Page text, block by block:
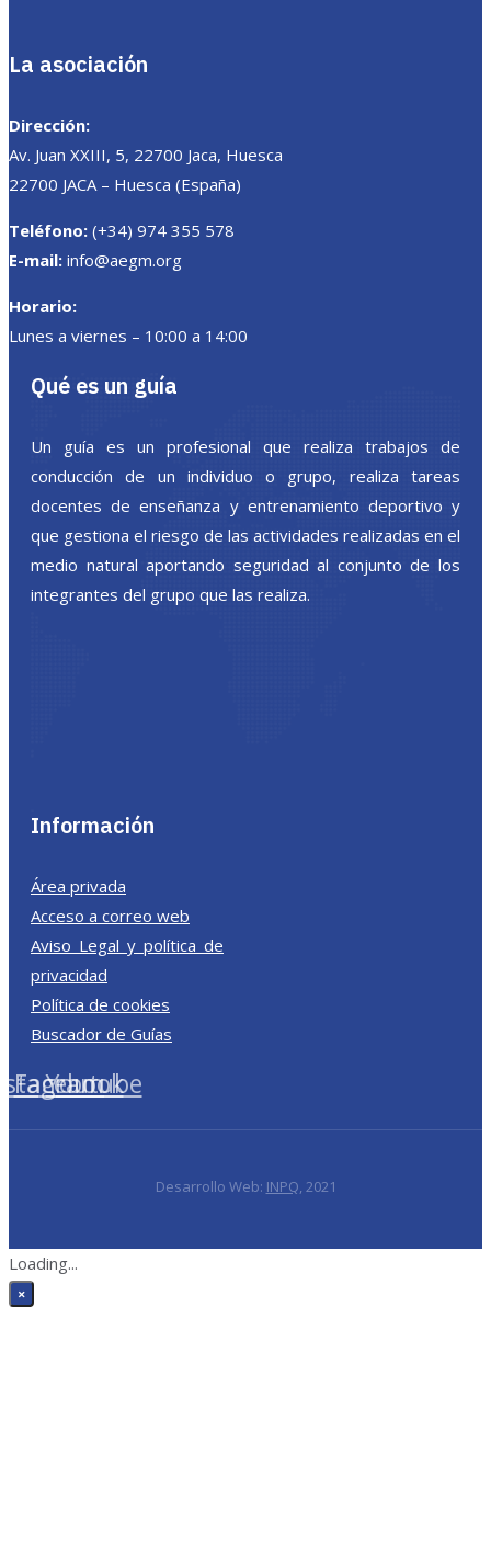
La asociación
Dirección:
Av. Juan XXIII, 5, 22700 Jaca, Huesca
22700 JACA – Huesca (España)
Teléfono: (+34) 974 355 578
E-mail: info@aegm.org
Horario:
Lunes a viernes – 10:00 a 14:00
Qué es un guía
Un guía es un profesional que realiza trabajos de
conducción de un individuo o grupo, realiza tareas
docentes de enseñanza y entrenamiento deportivo y
que gestiona el riesgo de las actividades realizadas en el
medio natural aportando seguridad al conjunto de los
integrantes del grupo que las realiza.
Información
Área privada
Acceso a correo web
Aviso Legal y política de
privacidad
Política de cookies
Buscador de Guías
Facebook
Youtube
Desarrollo Web: INPQ, 2021
Loading...
×